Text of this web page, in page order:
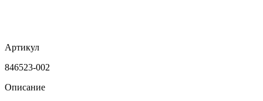
Артикул
846523-002
Описание